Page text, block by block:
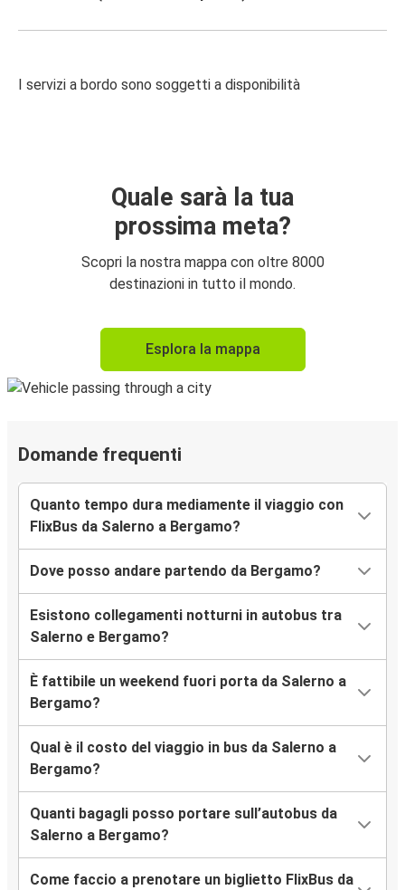
I servizi a bordo sono soggetti a disponibilità
Quale sarà la tua
prossima meta?
Scopri la nostra mappa con oltre 8000
destinazioni in tutto il mondo.
Esplora la mappa
Domande frequenti
Quanto tempo dura mediamente il viaggio con
FlixBus da Salerno a Bergamo?
Dove posso andare partendo da Bergamo?
Esistono collegamenti notturni in autobus tra
Salerno e Bergamo?
È fattibile un weekend fuori porta da Salerno a
Bergamo?
Qual è il costo del viaggio in bus da Salerno a
Bergamo?
Quanti bagagli posso portare sull’autobus da
Salerno a Bergamo?
Come faccio a prenotare un biglietto FlixBus da